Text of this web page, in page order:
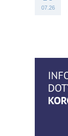
07.26
06